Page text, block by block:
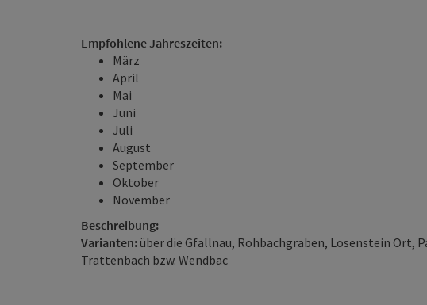
Empfohlene Jahreszeiten:
März
April
Mai
Juni
Juli
August
September
Oktober
November
Beschreibung:
Varianten:über die Gfallnau, Rohbachgraben, Losenstein Ort,
Trattenbach bzw. Wendbac